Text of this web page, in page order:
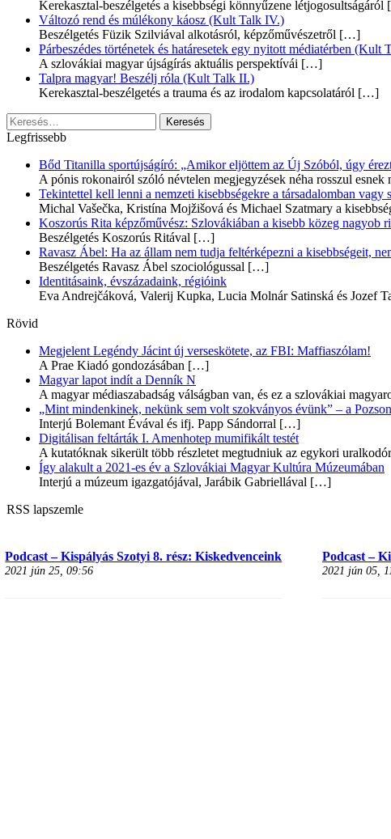
Kerekasztal-beszélgetés a kisebbségi könnyűzene létjogosultságáról
Változó rend és múlékony káosz (Kult Talk IV.)
Beszélgetés Füzik Szilviával alkotásról, képzőművészetről […]
Párbeszédes történetek és határesetek egy nyitott médiatérben (Kult
A szlovákiai magyar újságírás aktuális perspektívái […]
Talpra magyar! Beszélj róla (Kult Talk II.)
Kerekasztal-beszélgetés a trauma és az irodalom kapcsolatáról […]
Keresés:
Legfrissebb
Bőd Titanilla sportújságíró: „Amikor eljöttem az Új Szóból, úgy
A pónis rokonairól szóló névtelen megjegyzések néha rosszul esnek
Tekintettel kell lenni a nemzeti kisebbségekre a társadalomban vagy
Michal Vašečka, Kristína Mojžišová és Michael Szatmary a
Koszorús Rita képzőművész: Szlovákiában a kisebb közeg nagyob
Beszélgetés Koszorús Ritával […]
Ravasz Ábel: Ha az állam nem tudja feltérképezni a kisebbségeit,
Beszélgetés Ravasz Ábel szociológussal […]
Identitásaink, évszázadaink, régióink
Eva Andrejčáková, Valerij Kupka, Lucia Molnár Satinská és Jozef
Rövid
Megjelent Legéndy Jácint új verseskötete, az FBI: Maffiaszólam!
A Prae Kiadó gondozásában […]
Magyar lapot indít a Denník N
A magyar médiaszabadság válságban van, és ez a szlovákiai
„Mint mindenkinek, nekünk sem volt szokványos évünk” – a
Interjú Bolemant Évával és ifj. Papp Sándorral […]
Digitálisan feltárták I. Amenhotep mumifikált testét
A kutatóknak sikerült több részletet megtudniuk az egykori
Így alakult a 2021-es év a Szlovákiai Magyar Kultúra Múzeumában
Interjú a múzeum igazgatójával, Jarábik Gabriellával […]
RSS lapszemle
Podcast – Kispályás Szotyi 8. rész: Kiskedvenceink
2021 jún 25, 09:56
Podcast –
2021 jún 05,